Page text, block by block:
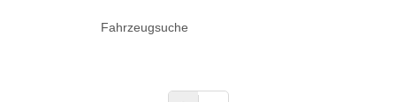
Fahrzeugsuche